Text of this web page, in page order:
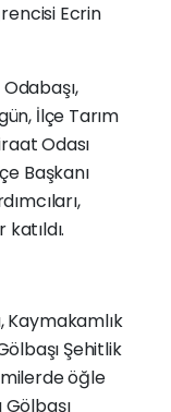
Ecrin
İlçe Tarım
Odası
Başkanı
Kaymakamlık
Şehitlik
öğle